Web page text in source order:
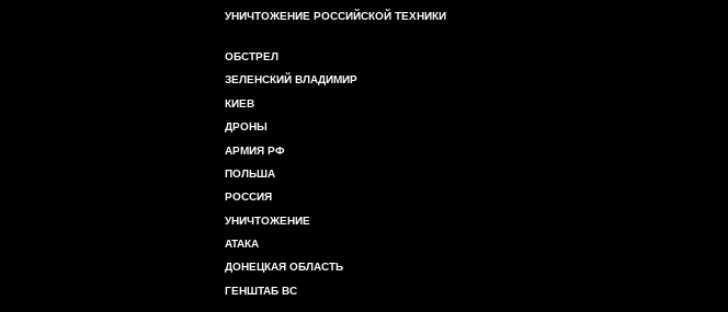
УНИЧТОЖЕНИЕ РОССИЙСКОЙ ТЕХНИКИ
ОБСТРЕЛ
ЗЕЛЕНСКИЙ ВЛАДИМИР
КИЕВ
ДРОНЫ
АРМИЯ РФ
ПОЛЬША
РОССИЯ
УНИЧТОЖЕНИЕ
АТАКА
ДОНЕЦКАЯ ОБЛАСТЬ
ГЕНШТАБ ВС